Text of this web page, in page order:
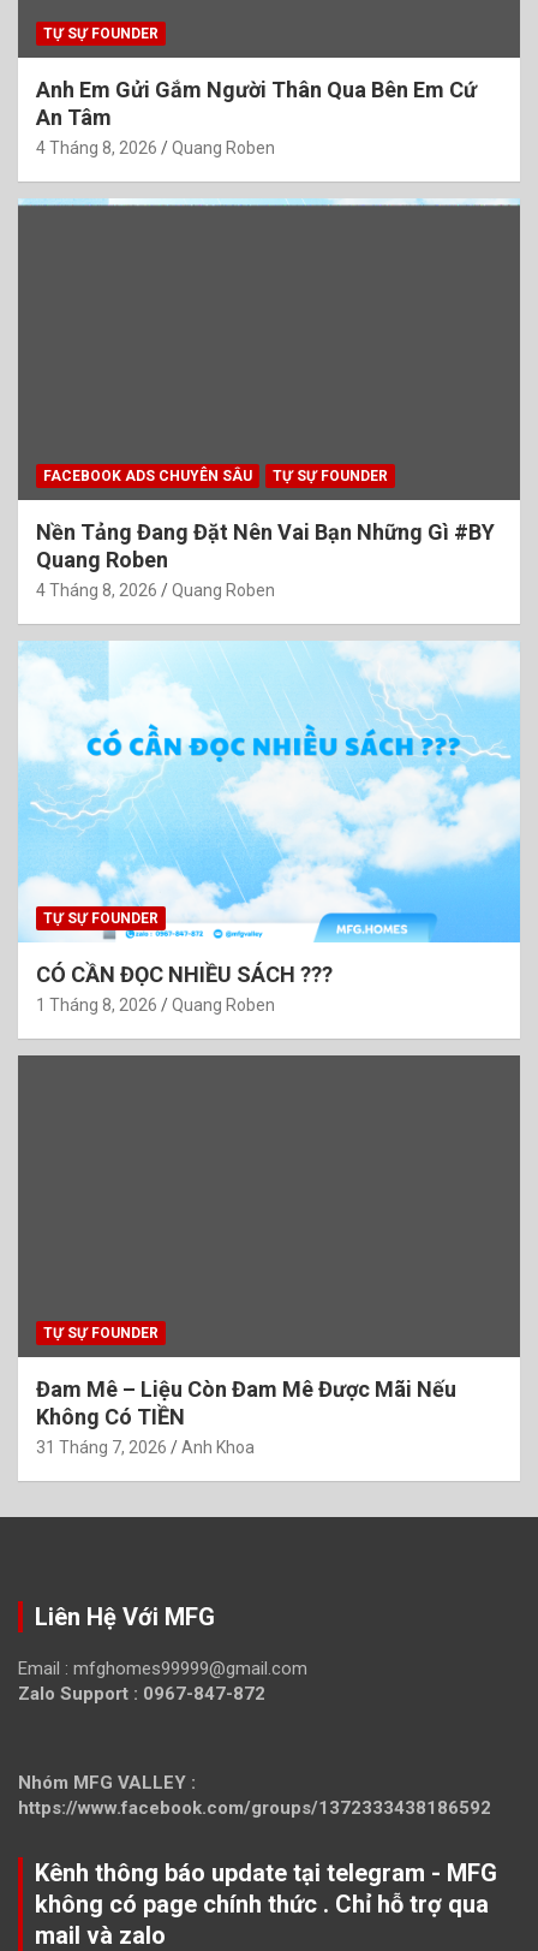
TỰ SỰ FOUNDER
Anh Em Gửi Gắm Người Thân Qua Bên Em Cứ
An Tâm
4 Tháng 8, 2026 Quang Roben
FACEBOOK ADS CHUYÊN SÂU TỰ SỰ FOUNDER
Nền Tảng Đang Đặt Nên Vai Bạn Những Gì #BY
Quang Roben
4 Tháng 8, 2026 Quang Roben
TỰ SỰ FOUNDER
CÓ CẦN ĐỌC NHIỀU SÁCH ???
1 Tháng 8, 2026 Quang Roben
TỰ SỰ FOUNDER
Đam Mê – Liệu Còn Đam Mê Được Mãi Nếu
Không Có TIỀN
31 Tháng 7, 2026 Anh Khoa
Liên Hệ Với MFG
Email : mfghomes99999@gmail.com
Zalo Support : 0967-847-872
Nhóm MFG VALLEY :
https://www.facebook.com/groups/1372333438186592
Kênh thông báo update tại telegram - MFG
không có page chính thức . Chỉ hỗ trợ qua
mail và zalo